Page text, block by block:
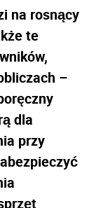
na rosnący
te
–
dla
przy